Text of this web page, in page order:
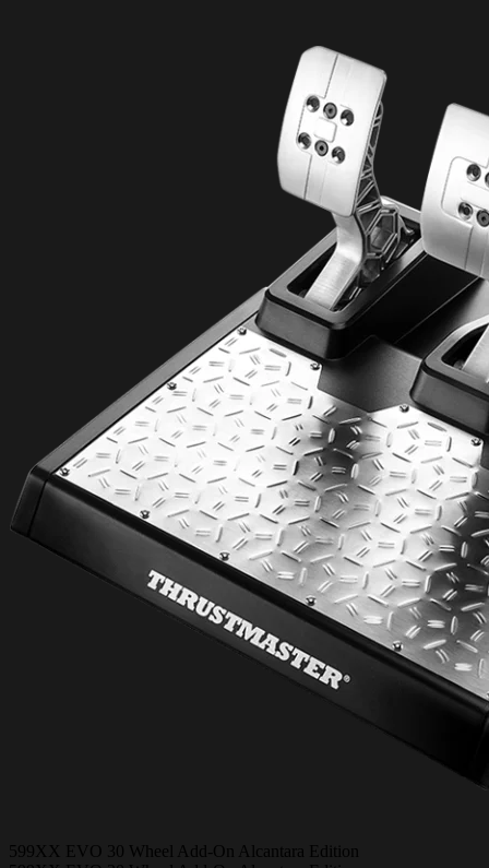
599XX EVO 30 Wheel Add-On Alcantara Edition